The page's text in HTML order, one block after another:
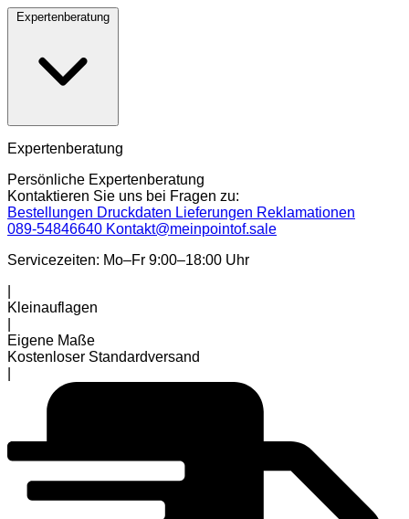
Expertenberatung
Expertenberatung
Persönliche Expertenberatung
Kontaktieren Sie uns bei Fragen zu:
Bestellungen Druckdaten Lieferungen Reklamationen
089-54846640 Kontakt@meinpointof.sale
Servicezeiten: Mo–Fr 9:00–18:00 Uhr
Kleinauflagen
Eigene Maße
Kostenloser Standardversand